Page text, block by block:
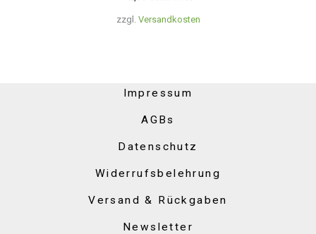
zzgl. Versandkosten
Impressum
AGBs
Datenschutz
Widerrufsbelehrung
Versand & Rückgaben
Newsletter